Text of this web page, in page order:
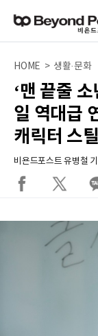
HOME > 생활·문화
‘​맨 끝줄
일 역대급
캐릭터 스
비욘드포스트 유병철